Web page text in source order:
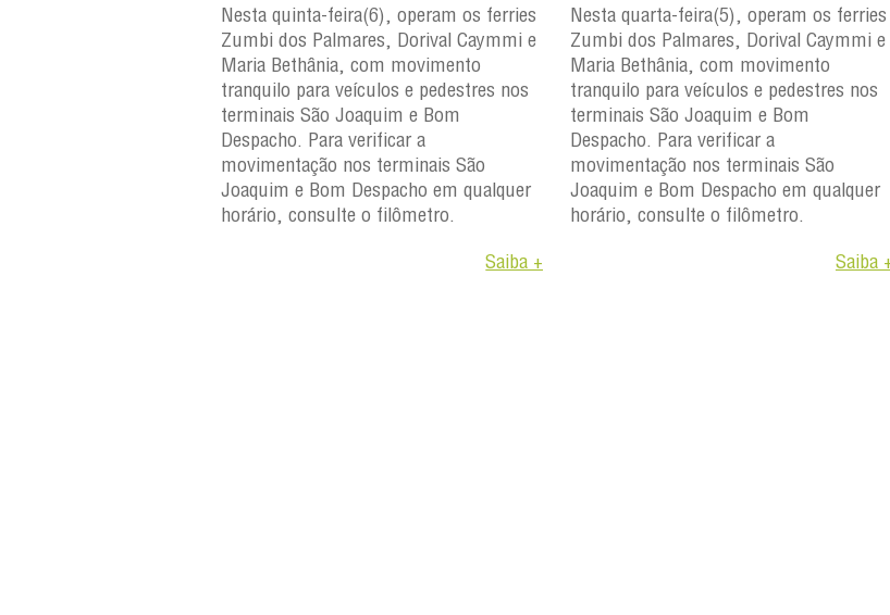
Nesta quinta-feira(6), operam os ferries
Zumbi dos Palmares, Dorival Caymmi e
Maria Bethânia, com movimento
tranquilo para veículos e pedestres nos
terminais São Joaquim e Bom
Despacho. Para verificar a
movimentação nos terminais São
Joaquim e Bom Despacho em qualquer
horário, consulte o filômetro.
Saiba +
Nesta quarta-feira(5), operam os ferries
Zumbi dos Palmares, Dorival Caymmi e
Maria Bethânia, com movimento
tranquilo para veículos e pedestres nos
terminais São Joaquim e Bom
Despacho. Para verificar a
movimentação nos terminais São
Joaquim e Bom Despacho em qualquer
horário, consulte o filômetro.
Saiba